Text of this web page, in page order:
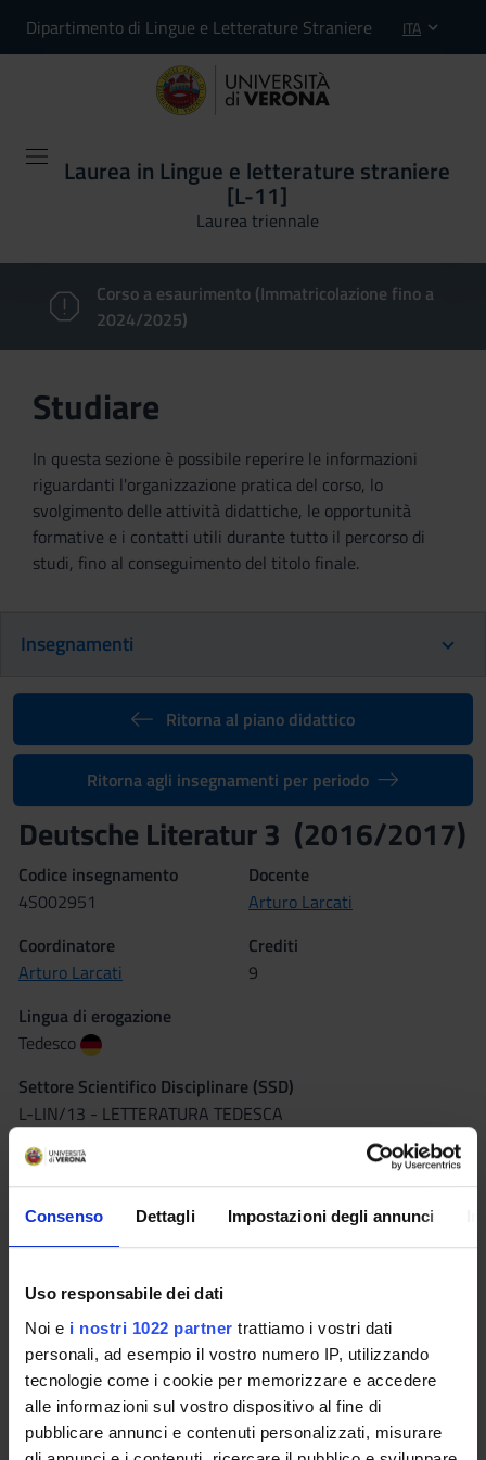
Consenso Dettagli Impostazioni degli annunci
Uso responsabile dei dati
Noi e i nostri 1022 partner trattiamo i vostri dati
personali, ad esempio il vostro numero IP, utilizzando
tecnologie come i cookie per memorizzare e accedere
alle informazioni sul vostro dispositivo al fine di
pubblicare annunci e contenuti personalizzati, misurare
Dipartimento di Lingue e Letterature Straniere ITA
Laurea in Lingue e letterature straniere
[L-11]
Laurea triennale
Corso a esaurimento (Immatricolazione fino a
2024/2025)
Studiare
In questa sezione è possibile reperire le informazioni
riguardanti l'organizzazione pratica del corso, lo
svolgimento delle attività didattiche, le opportunità
formative e i contatti utili durante tutto il percorso di
studi, fino al conseguimento del titolo finale.
Insegnamenti
Ritorna al piano didattico
Ritorna agli insegnamenti per periodo
Deutsche Literatur 3 (2016/2017)
Codice insegnamento
4S002951
Docente
Arturo Larcati
Coordinatore
Arturo Larcati
Crediti
9
Lingua di erogazione
Tedesco
Settore Scientifico Disciplinare (SSD)
L-LIN/13 - LETTERATURA TEDESCA
Periodo
I SEMESTRE dal 3 ott 2016 al 21 gen 2017.
Seminari 0
Obiettivi formativi
L'obiettivo del corso è fornire agli studenti conoscenze
approfondite della letteratura tedesca da fine Settecento a
metà Ottocento, nelle sue maggiori correnti rappresentative:
Classicismo, Romanticismo, “Vormärz”, “Biedermeier”,
Realismo.